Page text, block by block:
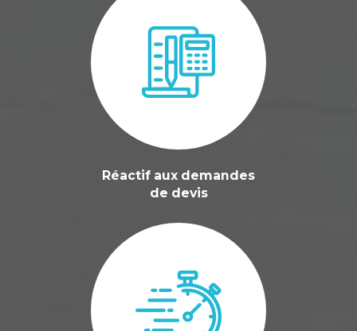
Réactif aux demandes
de devis